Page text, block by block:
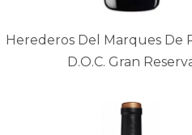
Herederos Del Marques De
D.O.C. Gran